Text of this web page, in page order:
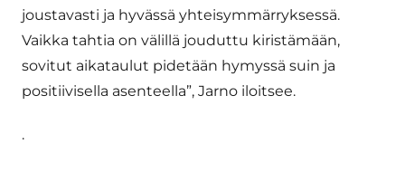
joustavasti ja hyvässä yhteisymmär­ryksessä.
Vaikka tahtia on välillä jouduttu kiris­tämään,
sovitut aikataulut pidetään hymyssä suin ja
positiivisella asenteella”, Jarno iloitsee.
.